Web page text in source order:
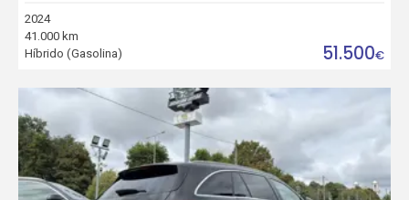
2024
41.000 km
Híbrido (Gasolina)
51.500€